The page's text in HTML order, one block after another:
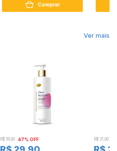
Comprar
Ver mais
R$ 56,90 47% OFF R$ 31,90